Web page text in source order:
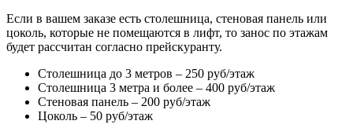
Если в вашем заказе есть столешница, стеновая панель или
цоколь, которые не помещаются в лифт, то занос по этажам
будет рассчитан согласно прейскуранту.
Столешница до 3 метров – 250 руб/этаж
Столешница 3 метра и более – 400 руб/этаж
Стеновая панель – 200 руб/этаж
Цоколь – 50 руб/этаж